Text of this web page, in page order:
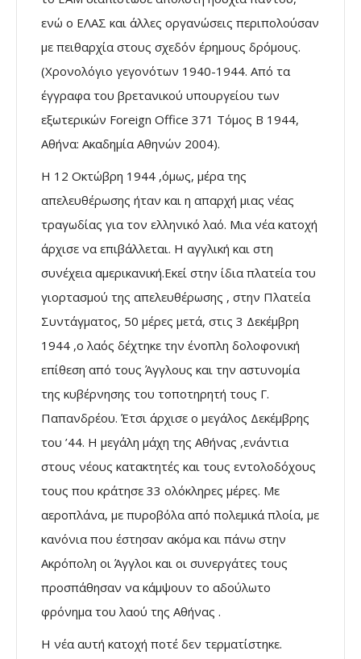
ενώ ο ΕΛΑΣ και άλλες οργανώσεις περιπολούσαν
με πειθαρχία στους σχεδόν έρημους δρόμους.
(Χρονολόγιο γεγονότων 1940-1944. Από τα
έγγραφα του βρετανικού υπουργείου των
εξωτερικών Foreign Office 371 Τόμος Β 1944,
Αθήνα: Ακαδημία Αθηνών 2004).
Η 12 Οκτώβρη 1944 ,όμως, μέρα της
απελευθέρωσης ήταν και η απαρχή μιας νέας
τραγωδίας για τον ελληνικό λαό. Μια νέα κατοχή
άρχισε να επιβάλλεται. Η αγγλική και στη
συνέχεια αμερικανική.Εκεί στην ίδια πλατεία του
γιορτασμού της απελευθέρωσης , στην Πλατεία
Συντάγματος, 50 μέρες μετά, στις 3 Δεκέμβρη
1944 ,ο λαός δέχτηκε την ένοπλη δολοφονική
επίθεση από τους Άγγλους και την αστυνομία
της κυβέρνησης του τοποτηρητή τους Γ.
Παπανδρέου. Έτσι άρχισε ο μεγάλος Δεκέμβρης
του ’44. Η μεγάλη μάχη της Αθήνας ,ενάντια
στους νέους κατακτητές και τους εντολοδόχους
τους που κράτησε 33 ολόκληρες μέρες. Με
αεροπλάνα, με πυροβόλα από πολεμικά πλοία, με
κανόνια που έστησαν ακόμα και πάνω στην
Ακρόπολη οι Άγγλοι και οι συνεργάτες τους
προσπάθησαν να κάμψουν το αδούλωτο
φρόνημα του λαού της Αθήνας .
Η νέα αυτή κατοχή ποτέ δεν τερματίστηκε.